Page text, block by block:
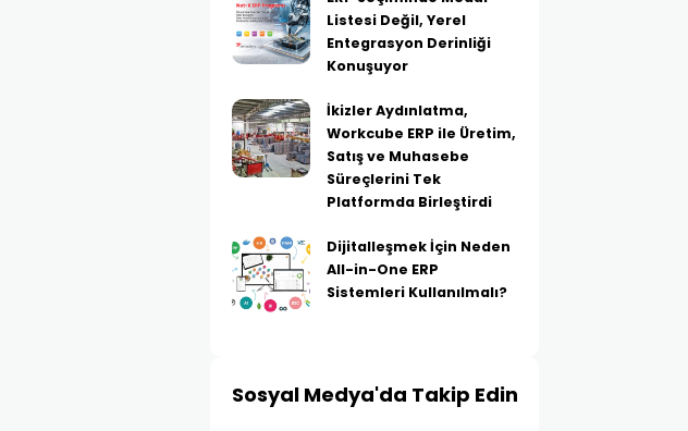
Listesi Değil, Yerel
Entegrasyon Derinliği
Konuşuyor
İkizler Aydınlatma,
Workcube ERP ile Üretim,
Satış ve Muhasebe
Süreçlerini Tek
Platformda Birleştirdi
Dijitalleşmek İçin Neden
All-in-One ERP
Sistemleri Kullanılmalı?
Sosyal Medya'da Takip Edin